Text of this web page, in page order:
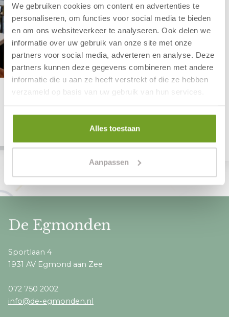
We gebruiken cookies om content en advertenties te
personaliseren, om functies voor social media te bieden
en om ons websiteverkeer te analyseren. Ook delen we
informatie over uw gebruik van onze site met onze
partners voor social media, adverteren en analyse. Deze
partners kunnen deze gegevens combineren met andere
informatie die u aan ze heeft verstrekt of die ze hebben
verzameld op basis van uw gebruik van hun services.
Alles toestaan
Aanpassen
Gratis voor onze gasten
De Egmonden
Sportlaan 4
1931 AV Egmond aan Zee
072 750 2002
info@de-egmonden.nl